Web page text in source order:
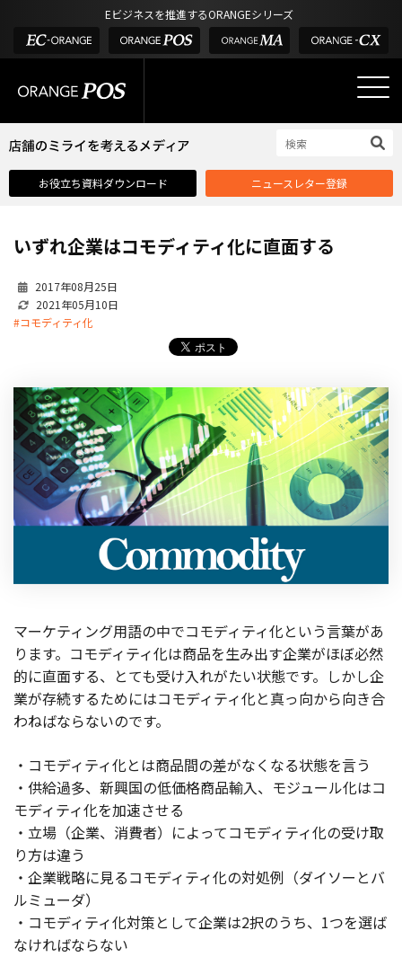
Eビジネスを推進するORANGEシリーズ
タッチパネル式カスタマーディスプレイ
インフラ環境・サポート
業界別ソリューション
酒販・ワイン
サロン
導入・補助金
デジタル化・AI導入補助金
お役立ち記事
POS お役立ち情報
店舗のミライを考えるメディア
03-6432-0346
電話受付：平日 10:00~17:00
お役立ち資料ダウンロード ニュースレター登録
いずれ企業はコモディティ化に直面する
2017年08月25日
2021年05月10日
#コモディティ化
マーケティング用語の中でコモディティ化という言葉があ
ります。コモディティ化は商品を生み出す企業がほぼ必然
的に直面する、とても受け入れがたい状態です。しかし企
業が存続するためにはコモディティ化と真っ向から向き合
わねばならないのです。
・コモディティ化とは商品間の差がなくなる状態を言う
・供給過多、新興国の低価格商品輸入、モジュール化はコ
モディティ化を加速させる
・立場（企業、消費者）によってコモディティ化の受け取
り方は違う
・企業戦略に見るコモディティ化の対処例（ダイソーとバ
ルミューダ）
・コモディティ化対策として企業は2択のうち、1つを選ば
なければならない